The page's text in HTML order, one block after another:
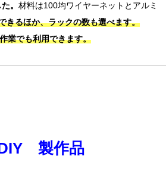
。 材料は100均ワイヤーネットとアルミ
きるほか、ラックの数も選べます。
業でも利用できます。
製作品